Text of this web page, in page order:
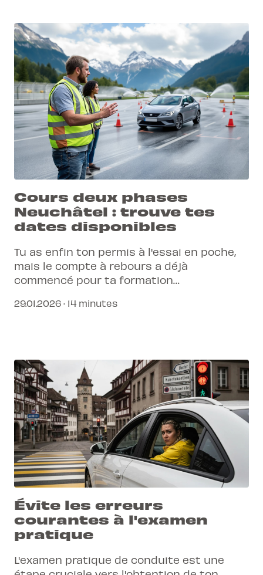
Cours deux phases
Neuchâtel : trouve tes
dates disponibles
Tu as enfin ton permis à l'essai en poche,
mais le compte à rebours a déjà
commencé pour ta formation
réserver tes dates à Neuchâtel et
29.01.2026 · 14 minutes
Évite les erreurs
courantes à l'examen
pratique
L'examen pratique de conduite est une